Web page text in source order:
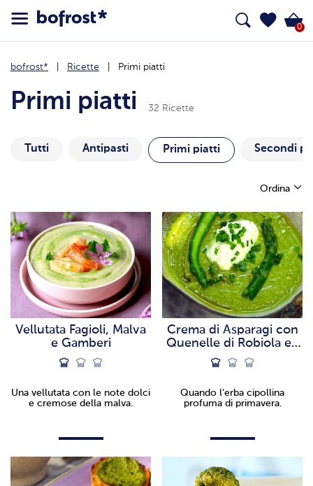
0
bofrost* Ricette Primi piatti
Primi piatti 32 Ricette
Tutti Antipasti Primi piatti Secondi
Ordina
Vellutata Fagioli, Malva
e Gamberi
Una vellutata con le note dolci
e cremose della malva.
Crema di Asparagi con
Quenelle di Robiola ed
Erba Cipollina
Quando l'erba cipollina
profuma di primavera.